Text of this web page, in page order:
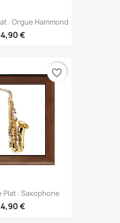
: Orgue Hammond
€
Plat : Saxophone
€
favorite_border